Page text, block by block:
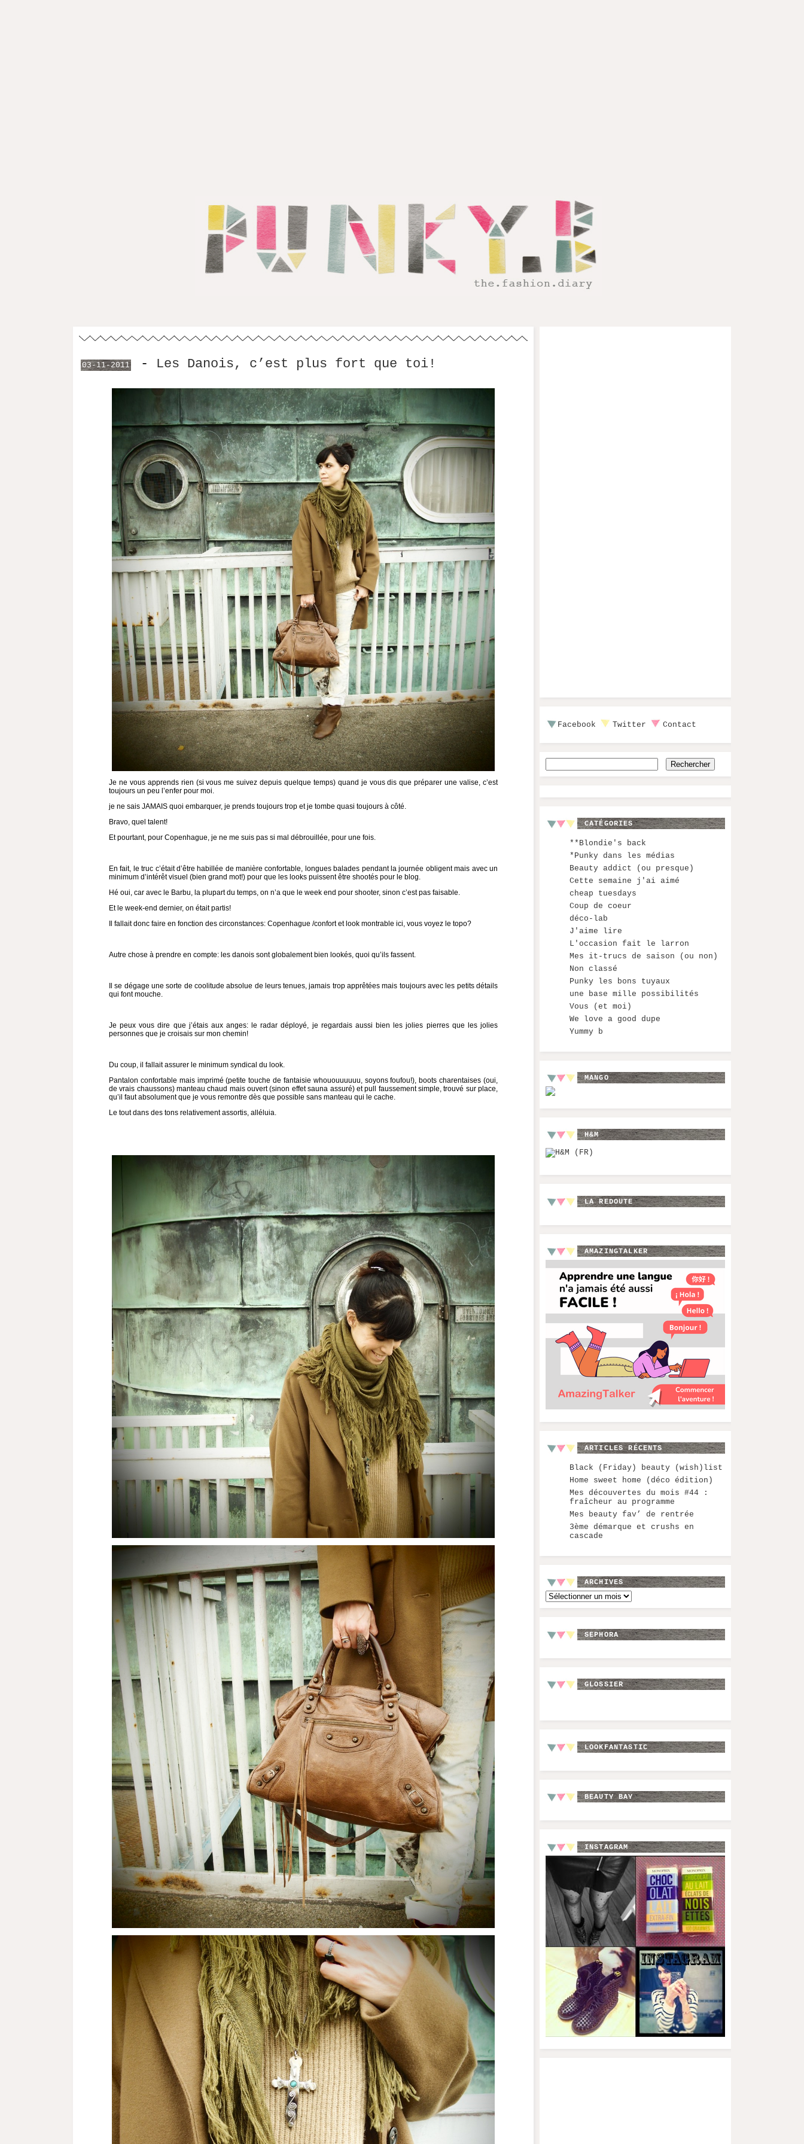
03-11-2011 - Les Danois, c’est plus fort que toi!
Je ne vous apprends rien (si vous me suivez depuis quelque temps) quand je vous dis que préparer une valise, c’est
toujours un peu l’enfer pour moi.
je ne sais JAMAIS quoi embarquer, je prends toujours trop et je tombe quasi toujours à côté.
Bravo, quel talent!
Et pourtant, pour Copenhague, je ne me suis pas si mal débrouillée, pour une fois.
En fait, le truc c’était d’être habillée de manière confortable, longues balades pendant la journée obligent mais avec un
minimum d’intérêt visuel (bien grand mot!) pour que les looks puissent être shootés pour le blog.
Hé oui, car avec le Barbu, la plupart du temps, on n’a que le week end pour shooter, sinon c’est pas faisable.
Et le week-end dernier, on était partis!
Il fallait donc faire en fonction des circonstances: Copenhague /confort et look montrable ici, vous voyez le topo?
Autre chose à prendre en compte: les danois sont globalement bien lookés, quoi qu’ils fassent.
Il se dégage une sorte de coolitude absolue de leurs tenues, jamais trop apprêtées mais toujours avec les petits détails
qui font mouche.
Je peux vous dire que j’étais aux anges: le radar déployé, je regardais aussi bien les jolies pierres que les jolies
personnes que je croisais sur mon chemin!
Du coup, il fallait assurer le minimum syndical du look.
Pantalon confortable mais imprimé (petite touche de fantaisie whououuuuuu, soyons foufou!), boots charentaises (oui,
de vrais chaussons) manteau chaud mais ouvert (sinon effet sauna assuré) et pull faussement simple, trouvé sur place,
qu’il faut absolument que je vous remontre dès que possible sans manteau qui le cache.
Le tout dans des tons relativement assortis, alléluia.
Facebook Twitter Contact
CATÉGORIES
**Blondie's back
*Punky dans les médias
Beauty addict (ou presque)
Cette semaine j'ai aimé
cheap tuesdays
Coup de coeur
déco-lab
J'aime lire
L'occasion fait le larron
Mes it-trucs de saison (ou non)
Non classé
Punky les bons tuyaux
une base mille possibilités
Vous (et moi)
We love a good dupe
Yummy b
MANGO
H&M
LA REDOUTE
AMAZINGTALKER
ARTICLES RÉCENTS
Black (Friday) beauty (wish)list
Home sweet home (déco édition)
Mes découvertes du mois #44 :
fraîcheur au programme
Mes beauty fav’ de rentrée
3ème démarque et crushs en
cascade
ARCHIVES
Archives
SEPHORA
GLOSSIER
LOOKFANTASTIC
BEAUTY BAY
INSTAGRAM